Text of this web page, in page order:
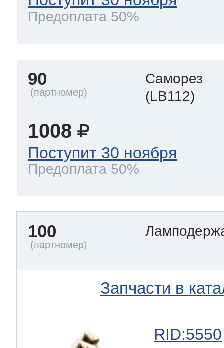
Предоплата 50%
90
Саморез
(LB112)
1008
Поступит 30 ноября
Предоплата 50%
100
Запчасти в
RID:5550